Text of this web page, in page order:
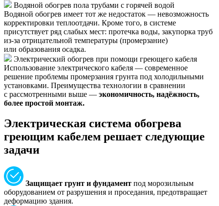
Водяной обогрев пола трубами с горячей водой
Водяной обогрев имеет тот же недостаток — невозможность
корректировки теплоотдачи. Кроме того, в системе
присутствует ряд слабых мест: протечка воды, закупорка труб
из-за отрицательной температуры (промерзание)
или образования осадка.
Электрический обогрев при помощи греющего кабеля
Использование электрического кабеля — современное
решение проблемы промерзания грунта под холодильными
установками. Преимущества технологии в сравнении
с рассмотренными выше — экономичность, надёжность,
более простой монтаж.
Электрическая система обогрева
греющим кабелем решает следующие
задачи
Защищает грунт и фундамент под морозильным
оборудованием от разрушения и проседания, предотвращает
деформацию здания.